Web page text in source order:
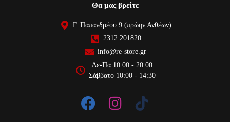
Θα μας βρείτε
Γ. Παπανδρέου 9 (πρώην Ανθέων)
2312 201820
info@re-store.gr
Δε-Πα 10:00 - 20:00
Σάββατο 10:00 - 14:30